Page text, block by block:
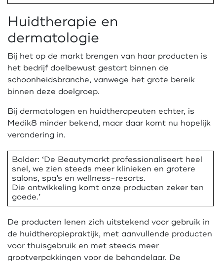
Huidtherapie en
dermatologie
Bij het op de markt brengen van haar producten is
het bedrijf doelbewust gestart binnen de
schoonheidsbranche, vanwege het grote bereik
binnen deze doelgroep.
Bij dermatologen en huidtherapeuten echter, is
Medik8 minder bekend, maar daar komt nu hopelijk
verandering in.
Bolder: ‘De Beautymarkt professionaliseert heel
snel, we zien steeds meer klinieken en grotere
salons, spa’s en wellness-resorts.
Die ontwikkeling komt onze producten zeker ten
goede.’
De producten lenen zich uitstekend voor gebruik in
de huidtherapiepraktijk, met aanvullende producten
voor thuisgebruik en met steeds meer
grootverpakkingen voor de behandelaar. De